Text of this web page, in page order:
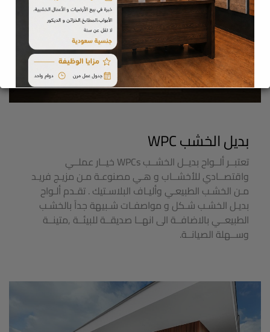
بديل الخشب WPC
تعتبــر ألــواح بديــل الخشــب WPCs خيــار عملــي
واقتصــادي للأخشــاب و هـي مصنوعـة مـن مزيـج فريـد
مـن الخشـب الطبيعـي وأليـاف البلاسـتيك . تقـدم ألـواح
بديـل الخشـب شـكل و مواصفـات شـبيهة جداً بالخشـب
الطبيعــي بالاضافــة الى انهــا صديقــة للبيئــة ,متينــة
وســهلة الصيانــة.